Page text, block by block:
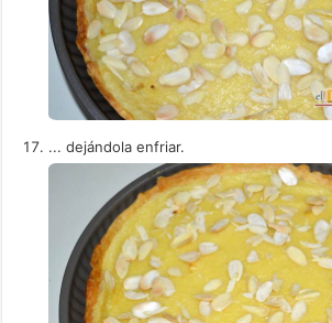
... dejándola enfriar.